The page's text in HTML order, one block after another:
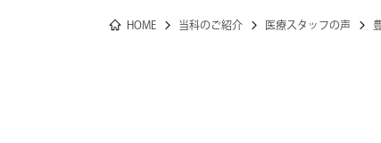
HOME 当科のご紹介 医療スタッフの声